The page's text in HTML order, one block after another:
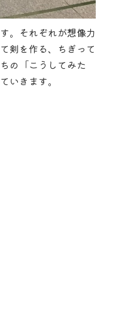
。それぞれが想像力
剣を作る、ちぎって
の「こうしてみた
いきます。